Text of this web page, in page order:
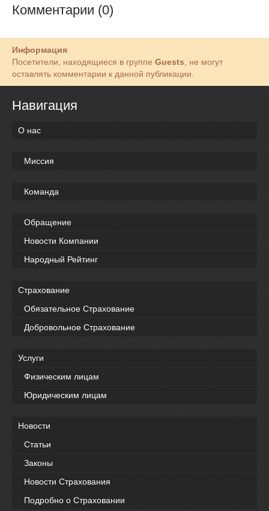
Комментарии (0)
Информация
Посетители, находящиеся в группе Guests , не могут
оставлять комментарии к данной публикации.
Навигация
О нас
Миссия
Команда
Обращение
Новости Компании
Народный Рейтинг
Страхование
Обязательное Страхование
Добровольное Страхование
Услуги
Физическим лицам
Юридическим лицам
Новости
Статьи
Законы
Новости Страхования
Подробно о Страховании